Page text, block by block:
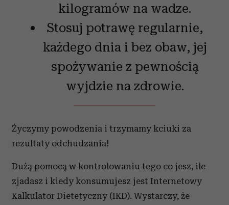
kilogramów na wadze.
Stosuj potrawę regularnie,
każdego dnia i bez obaw, jej
spożywanie z pewnością
wyjdzie na zdrowie.
Życzymy powodzenia i trzymamy kciuki za
rezultaty odchudzania!
Dużą pomocą w kontrolowaniu tego co jesz, ile
zjadasz i kiedy konsumujesz jest Internetowy
Kalkulator Dietetyczny (IKD). Wystarczy, że